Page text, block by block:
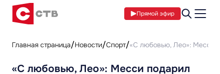
Прямой эфир
Главная страница Новости Спорт «С любовью, Лео»: Месси
«С любовью, Лео»: Месси подарил